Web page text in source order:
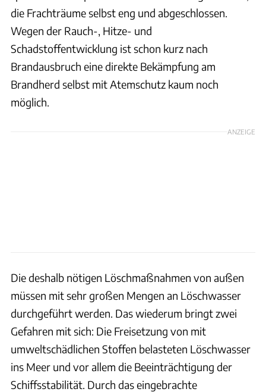
die Frachträume selbst eng und abgeschlossen.
Wegen der Rauch-, Hitze- und
Schadstoffentwicklung ist schon kurz nach
Brandausbruch eine direkte Bekämpfung am
Brandherd selbst mit Atemschutz kaum noch
möglich.
ANZEIGE
Die deshalb nötigen Löschmaßnahmen von außen
müssen mit sehr großen Mengen an Löschwasser
durchgeführt werden. Das wiederum bringt zwei
Gefahren mit sich: Die Freisetzung von mit
umweltschädlichen Stoffen belasteten Löschwasser
ins Meer und vor allem die Beeinträchtigung der
Schiffsstabilität. Durch das eingebrachte